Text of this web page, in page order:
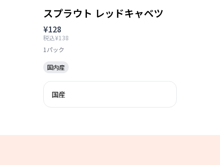
スプラウト レッドキャベツ
¥128
税込¥138
1パック
国内産
国産